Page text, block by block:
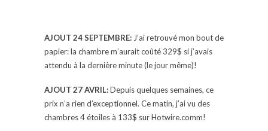
AJOUT 24 SEPTEMBRE: J’ai retrouvé mon bout de
papier: la chambre m’aurait coûté 329$ si j’avais
attendu à la dernière minute (le jour même)!
AJOUT 27 AVRIL:Depuis quelques semaines, ce
prix n’a rien d’exceptionnel. Ce matin, j’ai vu des
chambres 4 étoiles à 133$ sur Hotwire.comm!